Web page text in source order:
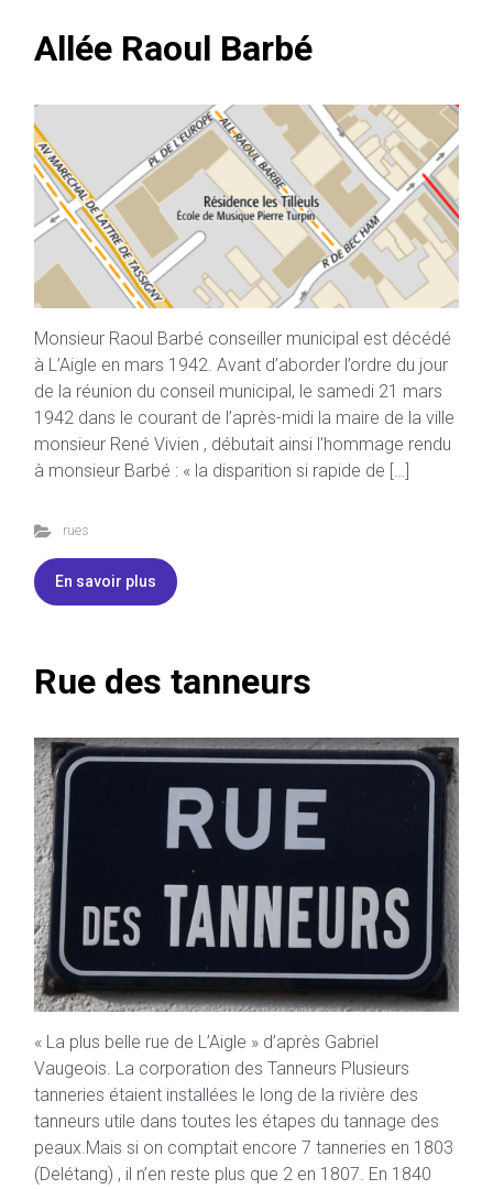
Allée Raoul Barbé
Monsieur Raoul Barbé conseiller municipal est décédé
à L’Aigle en mars 1942. Avant d’aborder l’ordre du jour
de la réunion du conseil municipal, le samedi 21 mars
1942 dans le courant de l’après-midi la maire de la ville
monsieur René Vivien , débutait ainsi l’hommage rendu
à monsieur Barbé : « la disparition si rapide de […]
rues
En savoir plus
Rue des tanneurs
« La plus belle rue de L’Aigle » d’après Gabriel
Vaugeois. La corporation des Tanneurs Plusieurs
tanneries étaient installées le long de la rivière des
tanneurs utile dans toutes les étapes du tannage des
peaux.Mais si on comptait encore 7 tanneries en 1803
(Delétang) , il n’en reste plus que 2 en 1807. En 1840